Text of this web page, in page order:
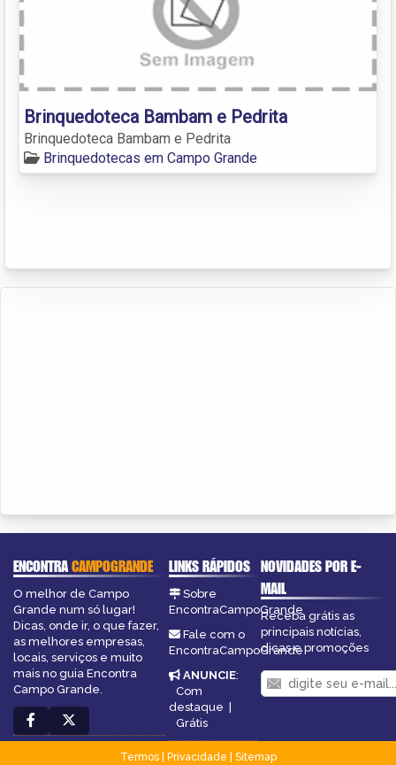
Brinquedoteca Bambam e Pedrita
Brinquedoteca Bambam e Pedrita
Brinquedotecas em Campo Grande
ENCONTRACAMPOGRANDE
O melhor de Campo
Grande num só lugar!
Dicas, onde ir, o que fazer,
as melhores empresas,
locais, serviços e muito
mais no guia Encontra
Campo Grande.
LINKS RÁPIDOS
Sobre
EncontraCampoGrande
Fale com o
EncontraCampoGrande
ANUNCIE:
Com
destaque |
Grátis
NOVIDADES POR E-
MAIL
Receba grátis as
principais notícias,
dicas e promoções
Termos| Privacidade
Sitemap